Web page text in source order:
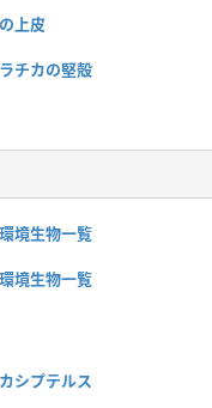
上皮
チカの堅殻
境生物一覧
境生物一覧
シプテルス